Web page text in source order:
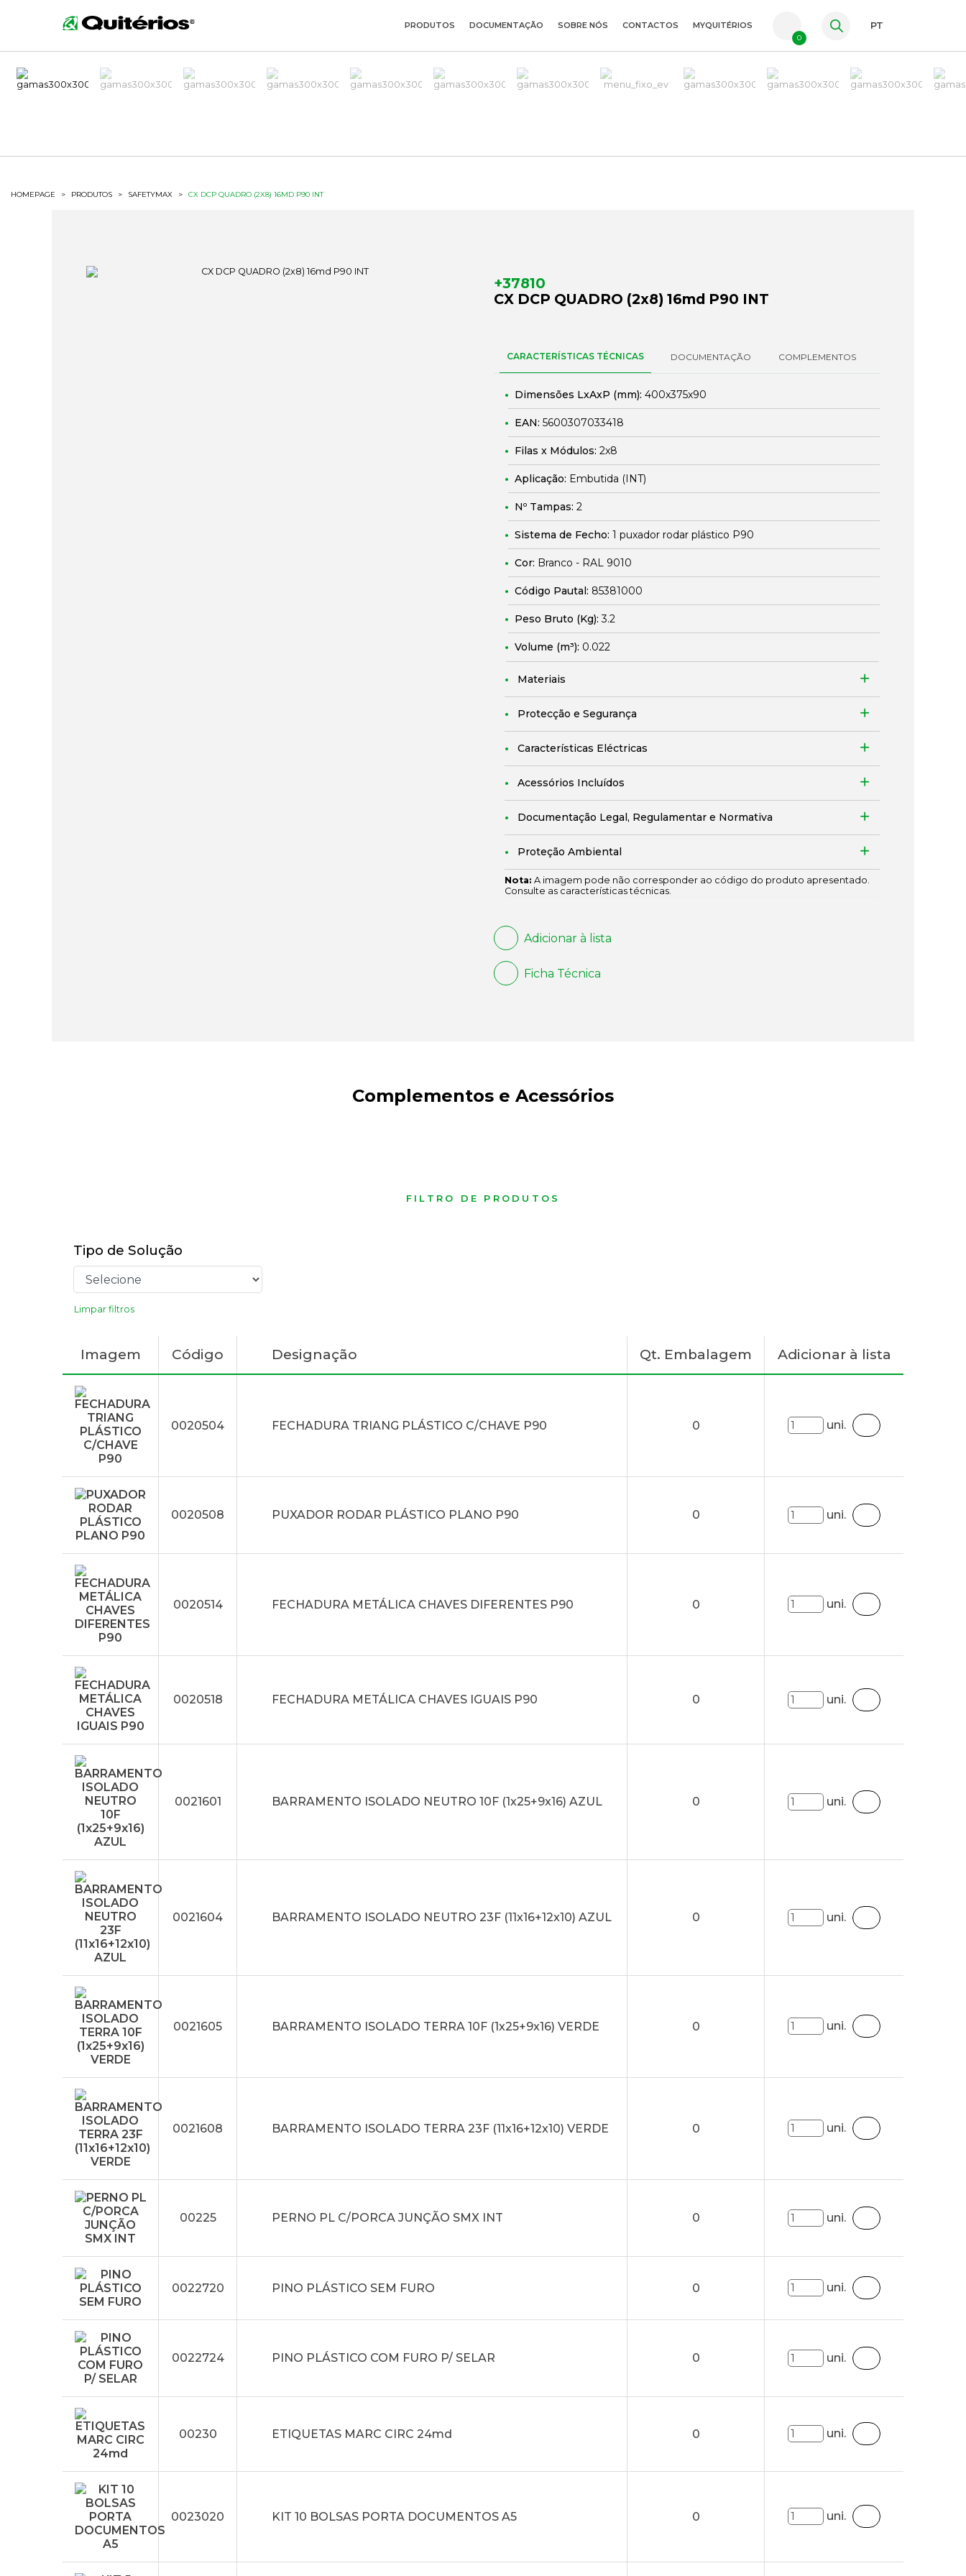
ES
PRODUTOS DOCUMENTAÇÃO SOBRE NÓS CONTACTOS MYQUITÉRIOS
0
PT
HOMEPAGE > PRODUTOS > SAFETYMAX > CX DCP QUADRO (2X8) 16MD P90 INT
+37810
CX DCP QUADRO (2x8) 16md P90 INT
CARACTERÍSTICAS TÉCNICAS DOCUMENTAÇÃO COMPLEMENTOS
Dimensões LxAxP (mm): 400x375x90
EAN: 5600307033418
Filas x Módulos: 2x8
Aplicação: Embutida (INT)
Nº Tampas: 2
Sistema de Fecho: 1 puxador rodar plástico P90
Cor: Branco - RAL 9010
Código Pautal: 85381000
Peso Bruto (Kg):3.2
Volume (m³): 0.022
Materiais
Protecção e Segurança
Características Eléctricas
Acessórios Incluídos
Documentação Legal, Regulamentar e Normativa
Proteção Ambiental
Nota: A imagem pode não corresponder ao código do produto apresentado.
Consulte as características técnicas.
Adicionar à lista
Ficha Técnica
Complementos e Acessórios
FILTRO DE PRODUTOS
Tipo de Solução
Limpar filtros
Imagem Código Designação Qt. Embalagem Adicionar à lista
0020504 FECHADURA TRIANG PLÁSTICO C/CHAVE P90 0 uni.
0020508 PUXADOR RODAR PLÁSTICO PLANO P90 0 uni.
0020514 FECHADURA METÁLICA CHAVES DIFERENTES P90 0 uni.
0020518 FECHADURA METÁLICA CHAVES IGUAIS P90 0 uni.
0021601 BARRAMENTO ISOLADO NEUTRO 10F (1x25+9x16) AZUL 0 uni.
0021604 BARRAMENTO ISOLADO NEUTRO 23F (11x16+12x10) AZUL 0 uni.
0021605 BARRAMENTO ISOLADO TERRA 10F (1x25+9x16) VERDE 0 uni.
0021608 BARRAMENTO ISOLADO TERRA 23F (11x16+12x10) VERDE 0 uni.
00225 PERNO PL C/PORCA JUNÇÃO SMX INT 0 uni.
0022720 PINO PLÁSTICO SEM FURO 0 uni.
0022724 PINO PLÁSTICO COM FURO P/ SELAR 0 uni.
00230 ETIQUETAS MARC CIRC 24md 0 uni.
0023020 KIT 10 BOLSAS PORTA DOCUMENTOS A5 0 uni.